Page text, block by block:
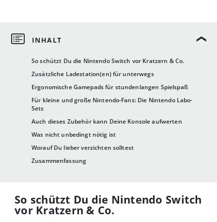
So schützt Du die Nintendo Switch vor Kratzern & Co.
Zusätzliche Ladestation(en) für unterwegs
Ergonomische Gamepads für stundenlangen Spielspaß
Für kleine und große Nintendo-Fans: Die Nintendo Labo-
Sets
Auch dieses Zubehör kann Deine Konsole aufwerten
Was nicht unbedingt nötig ist
Worauf Du lieber verzichten solltest
Zusammenfassung
So schützt Du die Nintendo Switch
vor Kratzern & Co.